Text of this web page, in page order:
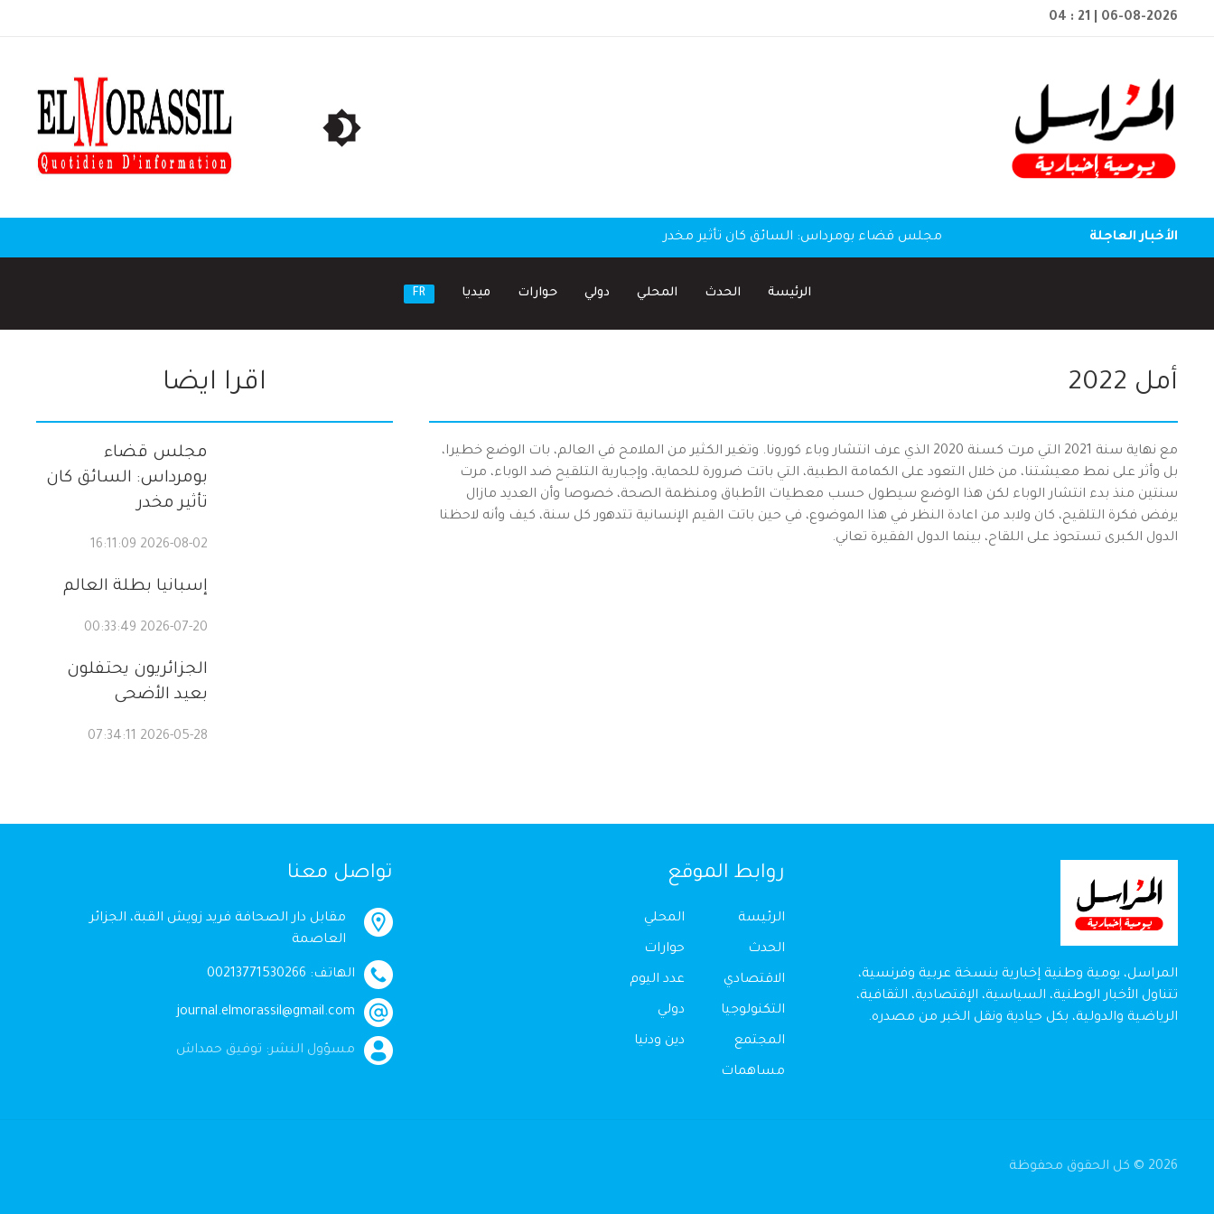
04 : 21 | 06-08-2026
الأخبار العاجلة مجلس قضاء بومرداس: السائق كان تأثير مخدر
الرئيسة الحدث المحلي دولي حوارات ميديا FR
أمل 2022
مع نهاية سنة 2021 التي مرت كسنة 2020 الذي عرف انتشار وباء كورونا. وتغير الكثير من الملامح في العالم، بات الوضع خطيرا،
بل وأثر على نمط معيشتنا، من خلال التعود على الكمامة الطبية، التي باتت ضرورة للحماية، وإجبارية التلقيح ضد الوباء، مرت
سنتين منذ بدء انتشار الوباء لكن هذا الوضع سيطول حسب معطيات الأطباق ومنظمة الصحة، خصوصا وأن العديد مازال
يرفض فكرة التلقيح، كان ولابد من اعادة النظر في هذا الموضوع، في حين باتت القيم الإنسانية تتدهور كل سنة، كيف وأنه لاحظنا
الدول الكبرى تستحوذ على اللقاح، بينما الدول الفقيرة تعاني.
اقرا ايضا
مجلس قضاء
بومرداس: السائق كان
تأثير مخدر
2026-08-02 16:11:09
إسبانيا بطلة العالم
2026-07-20 00:33:49
الجزائريون يحتفلون
بعيد الأضحى
2026-05-28 07:34:11
المراسل، يومية وطنية إخبارية بنسخة عربية وفرنسية،
تتناول الأخبار الوطنية، السياسية، الإقتصادية، الثقافية،
الرياضية والدولية، بكل حيادية ونقل الخبر من مصدره.
روابط الموقع
الرئيسة
الحدث
الاقتصادي
التكنولوجيا
المجتمع
مساهمات
المحلي
حوارات
عدد اليوم
دولي
دين ودنيا
تواصل معنا
مقابل دار الصحافة فريد زويش القبة، الجزائر
العاصمة
الهاتف: 00213771530266
journal.elmorassil@gmail.com
مسؤول النشر: توفيق حمداش
2026 © كل الحقوق محفوظة